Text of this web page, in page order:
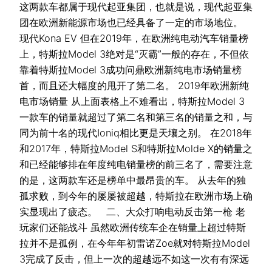
这两款车都属于现代起亚集团，也就是说，现代起亚集
团在欧洲新能源市场也已经具备了一定的市场地位。
现代Kona EV 但在2019年，在欧洲纯电动汽车销量榜
上，特斯拉Model 3绝对是“灭霸”一般的存在，不但依
靠着特斯拉Model 3成功问鼎欧洲新纯电市场销量榜
首，而且还大幅度的甩开了第二名。 2019年欧洲新纯
电市场销量 从上面表格上不难看出，特斯拉Model 3
一款车的销量就超过了第二名和第三名的销量之和，与
同为前十名的现代Ioniq相比更是天壤之别。 在2018年
和2017年，特斯拉Model S和特斯拉Molde X的销量之
和已经能够排在年度纯电销量榜的前三名了，需要注意
的是，这两款车还是榜单中最昂贵的车。 从去年的独
孤求败，到今年的屡屡被超越，特斯拉在欧洲市场上确
实显现出了疲态。 二、大众打响电动反击第一枪 老
玩家们还能战斗 虽然欧洲传统车企在销量上超过特斯
拉并不是孤例，在今年年初雷诺Zoe就对特斯拉Model
3完成了反击，但上一次的超越远不如这一次有有深远